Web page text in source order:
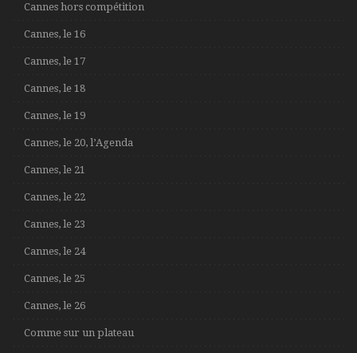
Cannes hors compétition
Cannes, le 16
Cannes, le 17
Cannes, le 18
Cannes, le 19
Cannes, le 20, l’Agenda
Cannes, le 21
Cannes, le 22
Cannes, le 23
Cannes, le 24
Cannes, le 25
Cannes, le 26
Comme sur un plateau